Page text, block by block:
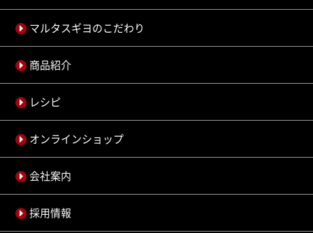
マルタスギヨのこだわり
商品紹介
レシピ
オンラインショップ
会社案内
採用情報